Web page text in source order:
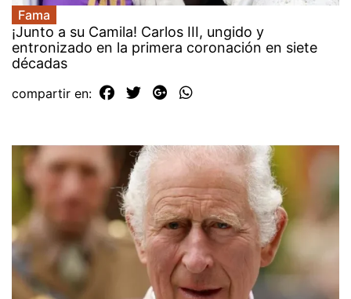
Fama
¡Junto a su Camila! Carlos III, ungido y
entronizado en la primera coronación en siete
décadas
compartir en: